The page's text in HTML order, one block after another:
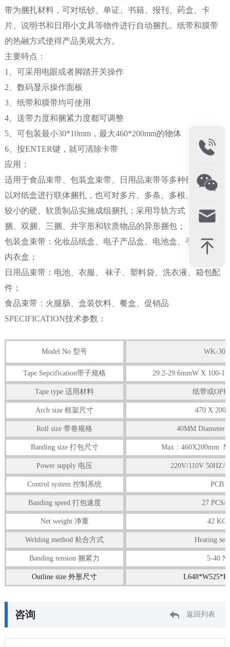
带为捆扎材料，可对纸钞、单证、书籍、报刊、药盒、卡
片、说明书和日用小文具等物件进行自动捆扎。纸带和膜带
的热融方式使得产品美观大方。
主要特点：
1、可采用电眼或者脚踏开关操作
2、数码显示操作面板
3、纸带和膜带均可使用
4、送带力度和捆紧力度都可调整
5、可包装最小30*10mm，最大460*200mm的物体
6、按ENTER键，就可清除卡带
应用：
适用于食品束带、包装盒束带、日用品束带等多种行业。可
以对纸盒进行联体捆扎，也可对多片、多条、多根、多盒的
较小的硬、软质制品实施成组捆扎；采用导轨方式，可分单
捆、双捆、三捆、井字形和软质物品的异形捆包；
包装盒束带：化妆品纸盒、电子产品盒、电池盒、手机盒、
内衣盒；
日用品束带：电池、衣服、 袜子、塑料袋、洗衣液、箱包配
件；
食品束带：火腿肠、盒装饮料、餐盒、促销品
SPECIFICATION技术参数：
Model No 型号 WK-30A
Tape Sepcification带子规格 29.2-29.6mmW X 100-
Tape type 适用材料 纸带或OPP
Arch size 框架尺寸 470 X 200
Roll size 带卷规格 40MM Diameter
Banding size 打包尺寸 Max：460X200mm
Power supply 电压 220V/110V 50HZ/
Control system 控制系统 PCB
Banding speed 打包速度 27 PCS/
Net weight 净重 42 KG
Welding method 粘合方式 Heating
Banding tension 捆紧力 5-40 N
Outline size 外形尺寸
咨询 返回列表